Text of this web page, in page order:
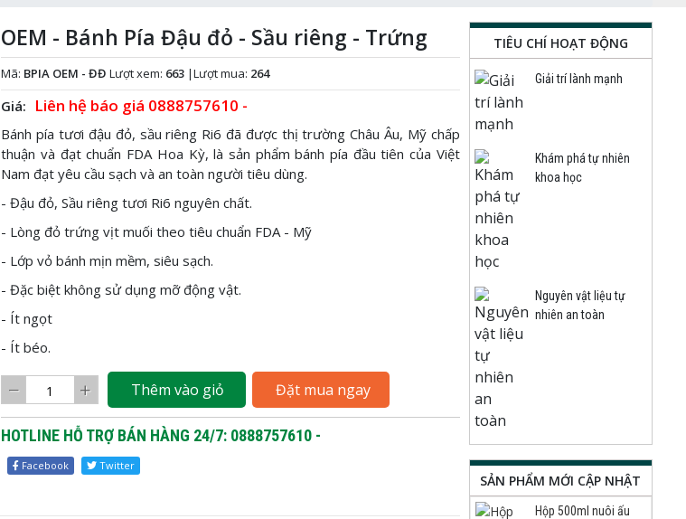
OEM - Bánh Pía Đậu đỏ - Sầu riêng - Trứng
Mã: BPIA OEM - ĐĐ Lượt xem: 663 |Lượt mua: 264
Giá: Liên hệ báo giá 0888757610 -
Bánh pía tươi đậu đỏ, sầu riêng Ri6 đã được thị trường Châu Âu, Mỹ chấp
thuận và đạt chuẩn FDA Hoa Kỳ, là sản phẩm bánh pía đầu tiên của Việt
Nam đạt yêu cầu sạch và an toàn người tiêu dùng.
- Đậu đỏ, Sầu riêng tươi Ri6 nguyên chất.
- Lòng đỏ trứng vịt muối theo tiêu chuẩn FDA - Mỹ
- Lớp vỏ bánh mịn mềm, siêu sạch.
- Đặc biệt không sử dụng mỡ động vật.
- Ít ngọt
- Ít béo.
Thêm vào giỏ Đặt mua ngay
HOTLINE HỖ TRỢ BÁN HÀNG 24/7: 0888757610 -
Facebook Twitter
TIÊU CHÍ HOẠT ĐỘNG
Giải trí lành mạnh
Khám phá tự nhiên
khoa học
Nguyên vật liệu tự
nhiên an toàn
SẢN PHẨM MỚI CẬP NHẬT
Hộp 500ml nuôi ấu